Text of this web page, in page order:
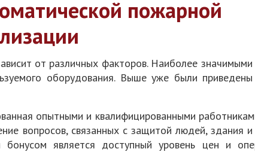
пожарной
от различных факторов. Наиболее значимыми
оборудования. Выше уже были
опытными и квалифицированными
вопросов, связанных с защитой людей, здания
является доступный уровень цен и